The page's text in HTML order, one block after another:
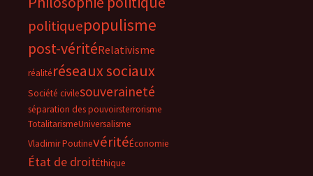
politiquepopulisme
post-véritéRelativisme
réalitéréseaux sociaux
Société civilesouveraineté
séparation des pouvoirsterrorisme
TotalitarismeUniversalisme
Vladimir PoutinevéritéÉconomie
État de droitÉthique